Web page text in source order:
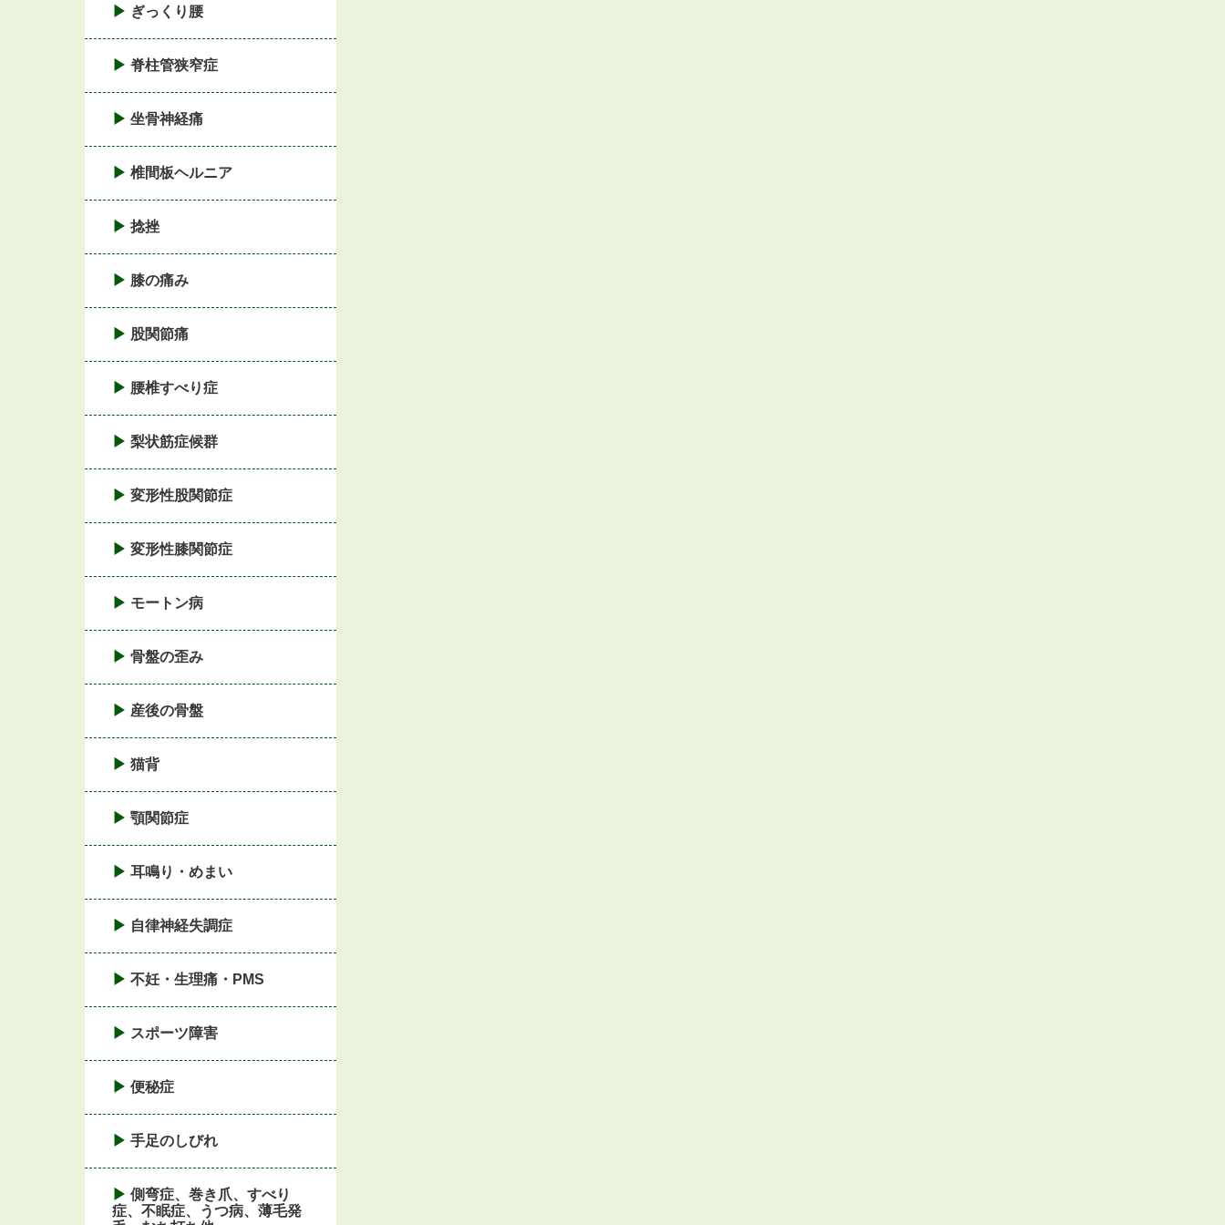
ぎっくり腰
脊柱管狭窄症
坐骨神経痛
椎間板ヘルニア
捻挫
膝の痛み
股関節痛
腰椎すべり症
梨状筋症候群
変形性股関節症
変形性膝関節症
モートン病
骨盤の歪み
産後の骨盤
猫背
顎関節症
耳鳴り・めまい
自律神経失調症
不妊・生理痛・PMS
スポーツ障害
便秘症
手足のしびれ
側弯症、巻き爪、すべり
症、不眠症、うつ病、薄毛発